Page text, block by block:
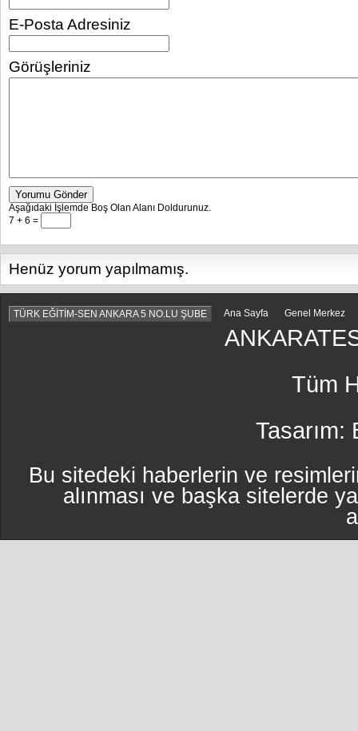
E-Posta Adresiniz
Görüşleriniz
Yorumu Gönder
Aşağıdaki İşlemde Boş Olan Alanı Doldurunuz.
7 + 6 =
Henüz yorum yapılmamış.
TÜRK EĞİTİM-SEN ANKARA 5 NO.LU ŞUBE Ana Sayfa Genel Merkez
Tüm
Tasarım:
Bu sitedeki haberlerin ve
alınması ve başka sitelerde